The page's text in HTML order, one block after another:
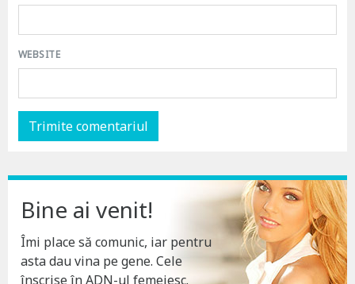
WEBSITE
Bine ai venit!
Îmi place să comunic, iar pentru
asta dau vina pe gene. Cele
înscrise în ADN-ul femeiesc.